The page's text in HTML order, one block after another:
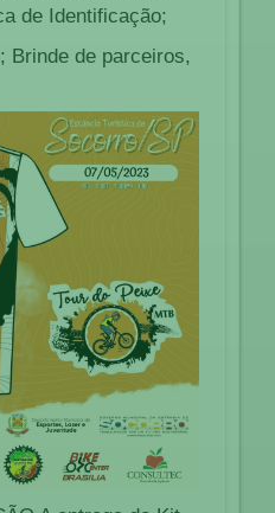
de Identificação;
Brinde de parceiros,